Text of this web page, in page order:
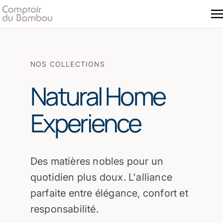
NOS COLLECTIONS
Natural Home
Experience
Des matières nobles pour un
quotidien plus doux. L'alliance
parfaite entre élégance, confort et
responsabilité.